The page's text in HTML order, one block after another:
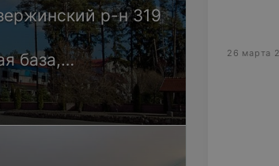
26 марта
р-н 319
база,
уютные номера
Вам
для